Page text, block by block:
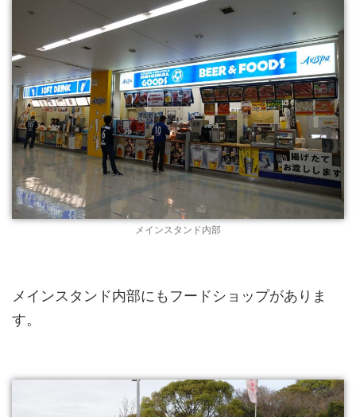
メインスタンド内部
メインスタンド内部にもフードショップがありま
す。